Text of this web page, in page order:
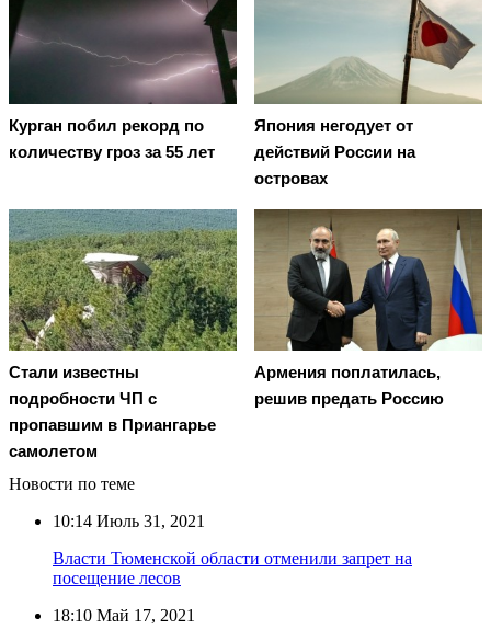
Курган побил рекорд по
количеству гроз за 55 лет
Япония негодует от
действий России на
островах
Стали известны
подробности ЧП с
пропавшим в Приангарье
самолетом
Армения поплатилась,
решив предать Россию
Новости по теме
10:14 Июль 31, 2021
Власти Тюменской области отменили запрет на
посещение лесов
18:10 Май 17, 2021